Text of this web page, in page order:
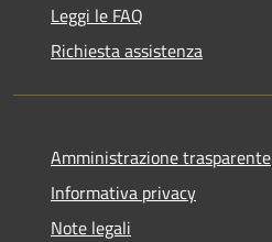
Leggi le FAQ
Richiesta assistenza
Amministrazione trasparente
Informativa privacy
Note legali